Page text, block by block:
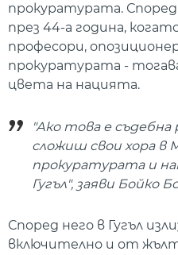
прокуратурата.
през 44-а година,
професори,
прокуратурата -
цвета на нацията.
"Ако това е съдебна
сложиш свои хора в
прокуратурата и
Гугъл", заяви Бойко
Според него в Гугъл
включително и от